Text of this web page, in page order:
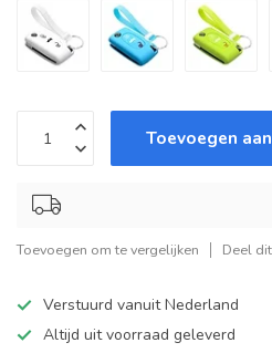
Toevoegen
Toevoegen om te vergelijken Deel
Verstuurd vanuit Nederland
Altijd uit voorraad geleverd